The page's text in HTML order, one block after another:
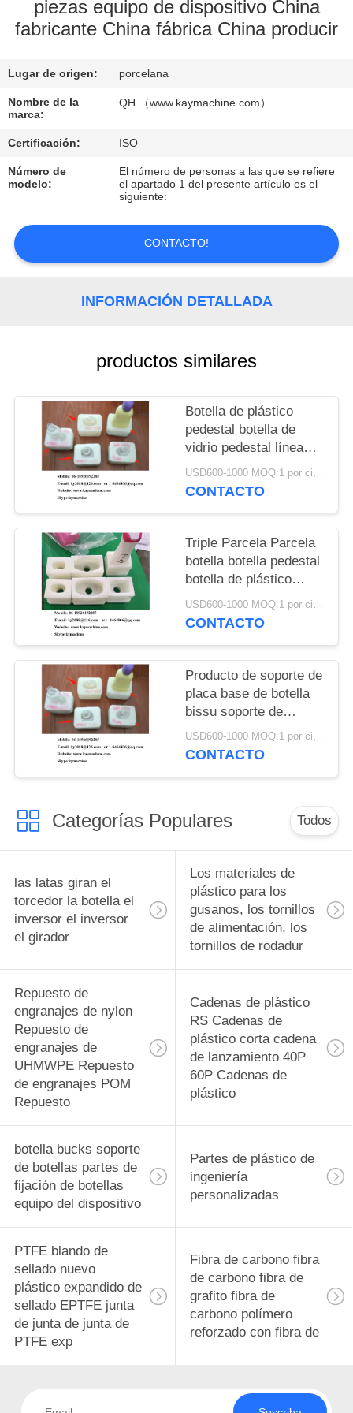
CONTROL
CALIDAD
CONTACTO
NOTICIAS
SOLICITAR
UNA
PRIVACY
POLICY
piezas equipo de dispositivo China
fabricante China fábrica China producir
Lugar de origen: porcelana
Nombre de la
marca:
QH （www.kaymachine.com）
Certificación: ISO
Número de
modelo:
El número de personas a las que se refiere
el apartado 1 del presente artículo es el
siguiente:
CONTACTO!
INFORMACIÓN DETALLADA
productos similares
Botella de plástico
pedestal botella de
vidrio pedestal línea
transportadora botella
pedestal fábrica China
USD600-1000 MOQ:1 por ciento
CONTACTO
Triple Parcela Parcela
botella botella pedestal
botella de plástico
pedestal botella de
vidrio pedestal línea de
China fábrica China
productor
USD600-1000 MOQ:1 por ciento
CONTACTO
Producto de soporte de
placa base de botella
bissu soporte de
botella botella pedestal
fabricante de China
USD600-1000 MOQ:1 por ciento
CONTACTO
Categorías Populares Todos
las latas giran el
torcedor la botella el
inversor el inversor
el girador
Los materiales de
plástico para los
gusanos, los tornillos
de alimentación, los
tornillos de rodadur
Repuesto de
engranajes de nylon
Repuesto de
engranajes de
UHMWPE Repuesto
de engranajes POM
Repuesto
Cadenas de plástico
RS Cadenas de
plástico corta cadena
de lanzamiento 40P
60P Cadenas de
plástico
botella bucks soporte
de botellas partes de
fijación de botellas
equipo del dispositivo
Partes de plástico de
ingeniería
personalizadas
PTFE blando de
sellado nuevo
plástico expandido de
sellado EPTFE junta
de junta de junta de
PTFE exp
Fibra de carbono fibra
de carbono fibra de
grafito fibra de
carbono polímero
reforzado con fibra de